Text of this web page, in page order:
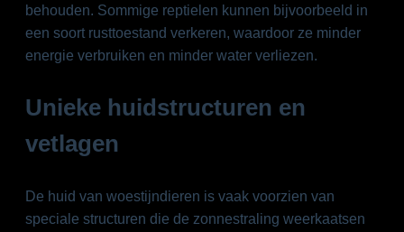
behouden. Sommige reptielen kunnen bijvoorbeeld in
een soort rusttoestand verkeren, waardoor ze minder
energie verbruiken en minder water verliezen.
Unieke huidstructuren en
vetlagen
De huid van woestijndieren is vaak voorzien van
speciale structuren die de zonnestraling weerkaatsen